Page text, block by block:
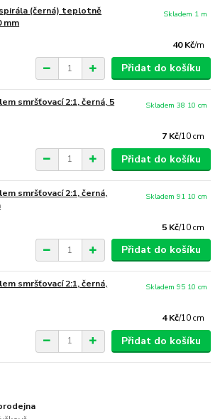
(černá) teplotně
mm
40 Kč/m
Skladem 1 m
Přidat do košíku
smršťovací 2:1, černá, 5
7 Kč/10 cm
Skladem 38 10 cm
Přidat do košíku
smršťovací 2:1, černá,
5 Kč/10 cm
Skladem 91 10 cm
Přidat do košíku
smršťovací 2:1, černá,
4 Kč/10 cm
Skladem 95 10 cm
Přidat do košíku